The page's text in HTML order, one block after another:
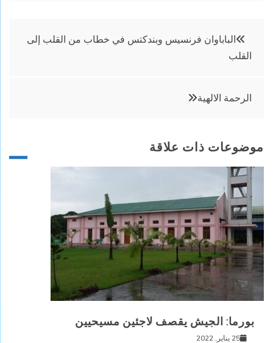
تصفّح
المقالات
الباباوان فرنسيس وبندكتس في خطاب من القلب إلى
القلب
الرحمة الالهية
موضوعات ذات علاقة
بورما: الجيش يقصف لاجئين مسيحيين
25 يناير, 2022